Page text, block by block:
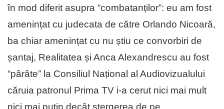
în mod diferit asupra “combatanților”: eu am fost
amenințat cu judecata de către Orlando Nicoară,
ba chiar amenințat cu nu știu ce convorbiri de
șantaj, Realitatea și Anca Alexandrescu au fost
“pârâte” la Consiliul Național al Audiovizualului
căruia patronul Prima TV i-a cerut nici mai mult
nici mai puțin decât ștergerea de pe